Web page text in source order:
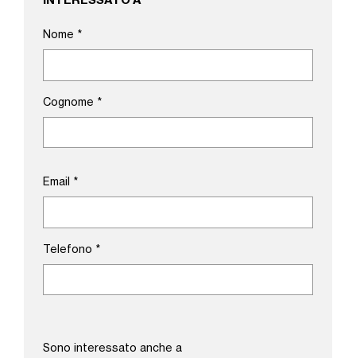
Nome *
Cognome *
Email *
Telefono *
Sono interessato anche a